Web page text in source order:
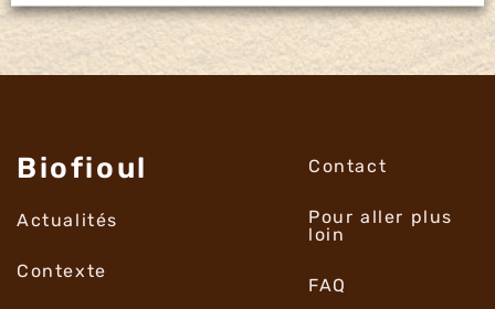
Biofioul
Actualités
Contexte
Contact
Pour aller plus
loin
FAQ